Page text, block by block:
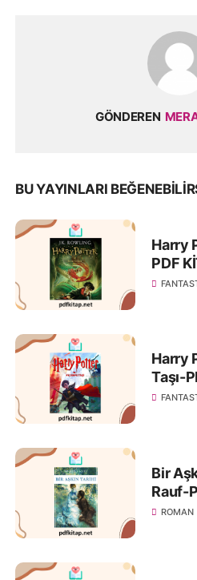
GÖNDEREN
BU YAYINLARI
Harry
PDF
Harry
Taşı-
Bir
Rauf-
ROMAN